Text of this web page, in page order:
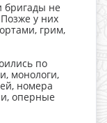
бригады не
у них
грим,
по
монологи,
номера
оперные